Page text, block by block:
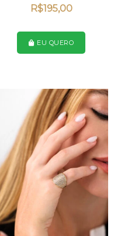
R$195,00
EU QUERO